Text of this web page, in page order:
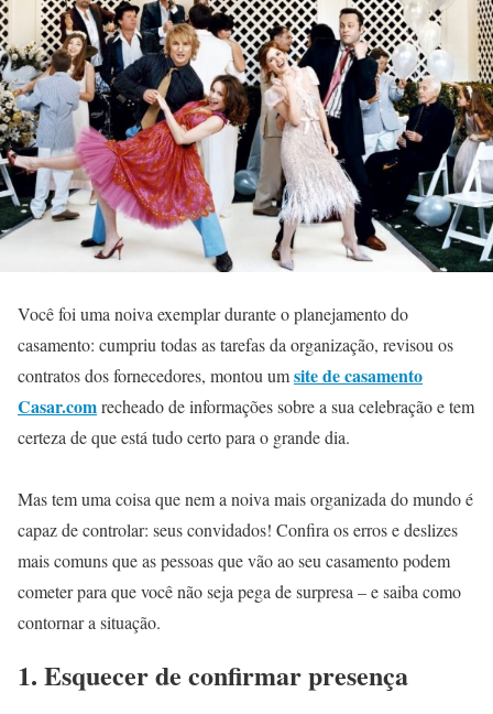
Você foi uma noiva exemplar durante o planejamento do
casamento: cumpriu todas as tarefas da organização, revisou os
contratos dos fornecedores, montou umsite de casamento
Casar.comrecheado de informações sobre a sua celebração e tem
certeza de que está tudo certo para o grande dia.
Mas tem uma coisa que nem a noiva mais organizada do mundo é
capaz de controlar: seus convidados! Confira os erros e deslizes
mais comuns que as pessoas que vão ao seu casamento podem
cometer para que você não seja pega de surpresa – e saiba como
contornar a situação.
1. Esquecer de confirmar presença